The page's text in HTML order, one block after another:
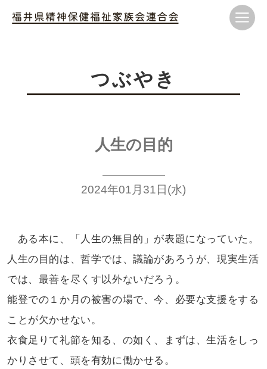
つぶやき
人生の目的
2024年01月31日(水)
ある本に、「人生の無目的」が表題になっていた。
人生の目的は、哲学では、議論があろうが、現実生活
では、最善を尽くす以外ないだろう。
能登での１か月の被害の場で、今、 必要な支援をする
ことが欠かせない。
衣食足りて礼節を知る、の如く、
まずは、生活をしっ
かりさせて、頭を有効に働かせる。